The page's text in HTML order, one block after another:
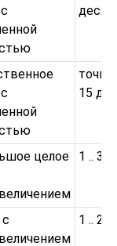
15
целое
1 ..
1 ..